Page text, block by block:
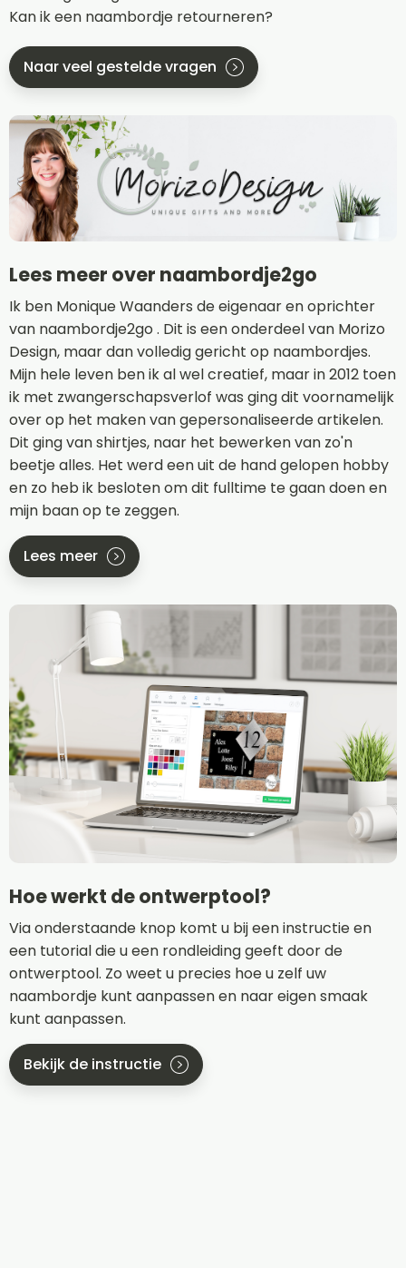
Kan ik een naambordje retourneren?
Naar veel gestelde vragen
Lees meer over naambordje2go
Ik ben Monique Waanders de eigenaar en oprichter
van naambordje2go . Dit is een onderdeel van Morizo
Design, maar dan volledig gericht op naambordjes.
Mijn hele leven ben ik al wel creatief, maar in 2012 toen
ik met zwangerschapsverlof was ging dit voornamelijk
over op het maken van gepersonaliseerde artikelen.
Dit ging van shirtjes, naar het bewerken van zo'n
beetje alles. Het werd een uit de hand gelopen hobby
en zo heb ik besloten om dit fulltime te gaan doen en
mijn baan op te zeggen.
Lees meer
Hoe werkt de ontwerptool?
Via onderstaande knop komt u bij een instructie en
een tutorial die u een rondleiding geeft door de
ontwerptool. Zo weet u precies hoe u zelf uw
naambordje kunt aanpassen en naar eigen smaak
kunt aanpassen.
Bekijk de instructie